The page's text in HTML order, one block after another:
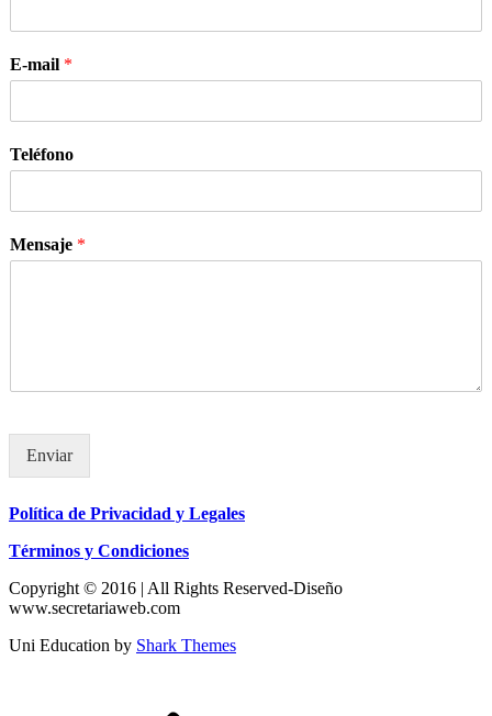
E-mail *
Teléfono
Mensaje *
Enviar
Política de Privacidad y Legales
Términos y Condiciones
Copyright © 2016 | All Rights Reserved-Diseño
www.secretariaweb.com
Uni Education by Shark Themes